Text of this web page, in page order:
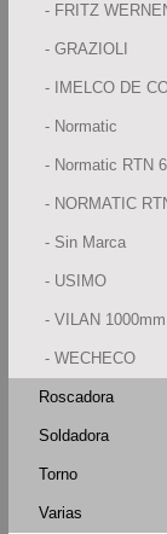
- FRITZ
- GRAZIOLI
- IMELCO DE
- Normatic
- Normatic RTN
- NORMATIC
- Sin Marca
- USIMO
- VILAN 1000mm
- WECHECO
Roscadora
Soldadora
Torno
Varias